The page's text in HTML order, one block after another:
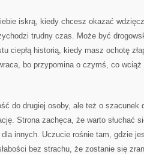
iskrą, kiedy chcesz okazać
trudny czas. Może być
ciepłą historią, kiedy masz ochotę
bo przypomina o czymś, co
do drugiej osoby, ale też o szacunek
Strona zachęca, że warto słuchać
innych. Uczucie rośnie tam, gdzie
bez strachu, że zostanie się